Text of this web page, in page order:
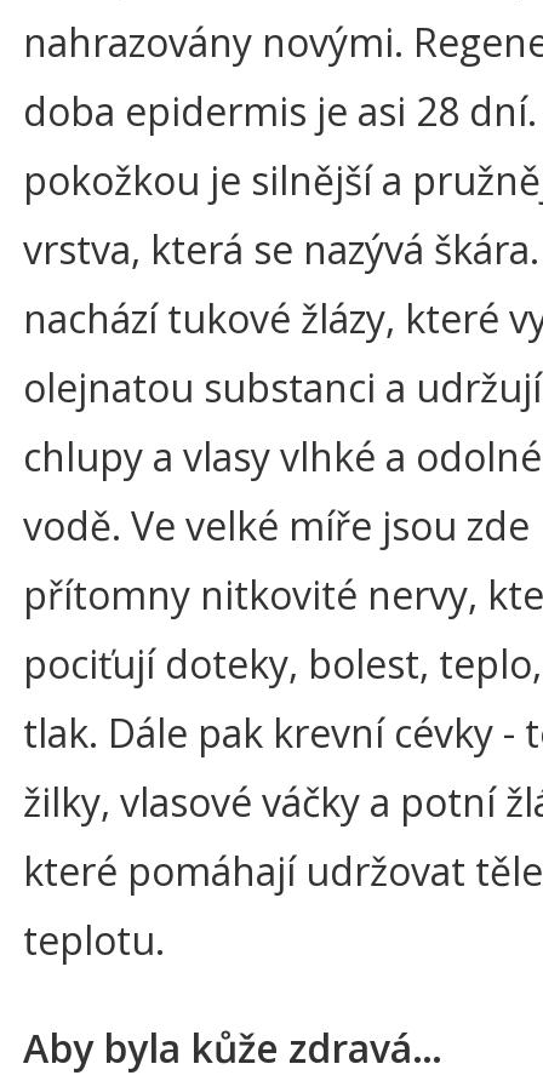
nahrazovány novými.
doba epidermis je asi 28
pokožkou je silnější a
vrstva, která se nazývá
nachází tukové žlázy, které
olejnatou substanci a
chlupy a vlasy vlhké a
vodě. Ve velké míře jsou zde
přítomny nitkovité nervy,
pociťují doteky, bolest,
tlak. Dále pak krevní cévky -
žilky, vlasové váčky a potní
které pomáhají udržovat
teplotu.
Aby byla kůže zdravá…